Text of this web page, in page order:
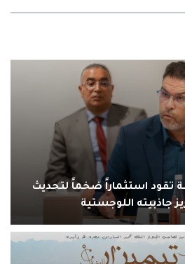
استثماراً ضخماً لتحديث
جاذبيته اللوجستية